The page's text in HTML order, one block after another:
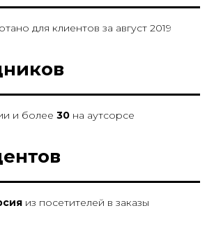
для клиентов за август 2019
и более 30 на аутсорсе
из посетителей в заказы